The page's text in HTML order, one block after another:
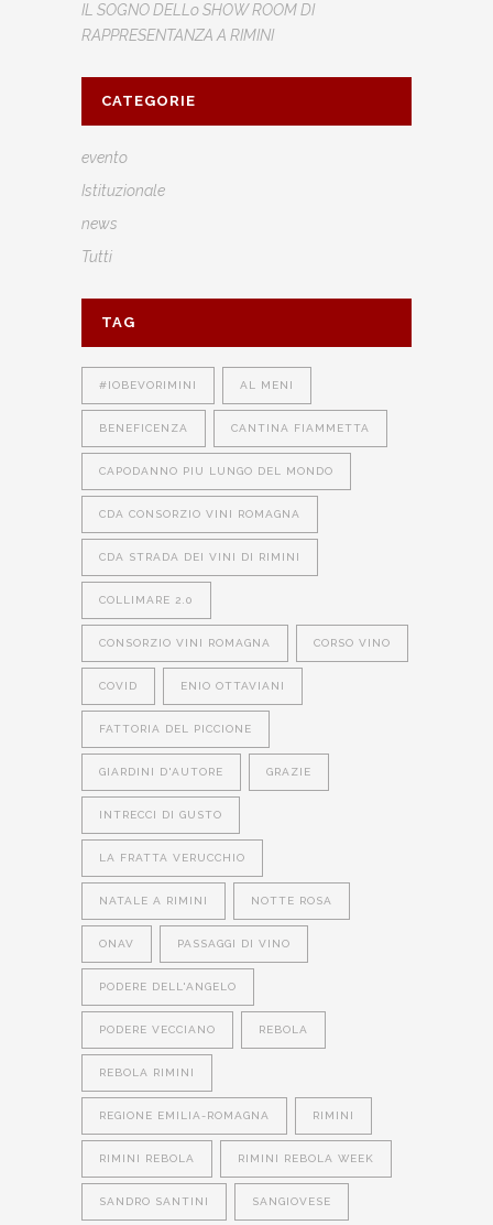
IL SOGNO DELLo SHOW ROOM DI
RAPPRESENTANZA A RIMINI
CATEGORIE
evento
Istituzionale
news
Tutti
TAG
#IOBEVORIMINI AL MENI
BENEFICENZA CANTINA FIAMMETTA
CAPODANNO PIU LUNGO DEL MONDO
CDA CONSORZIO VINI ROMAGNA
CDA STRADA DEI VINI DI RIMINI
COLLIMARE 2.0
CONSORZIO VINI ROMAGNA CORSO VINO
COVID ENIO OTTAVIANI
FATTORIA DEL PICCIONE
GIARDINI D'AUTORE GRAZIE
INTRECCI DI GUSTO
LA FRATTA VERUCCHIO
NATALE A RIMINI NOTTE ROSA
ONAV PASSAGGI DI VINO
PODERE DELL'ANGELO
PODERE VECCIANO REBOLA
REBOLA RIMINI
REGIONE EMILIA-ROMAGNA RIMINI
RIMINI REBOLA RIMINI REBOLA WEEK
SANDRO SANTINI SANGIOVESE